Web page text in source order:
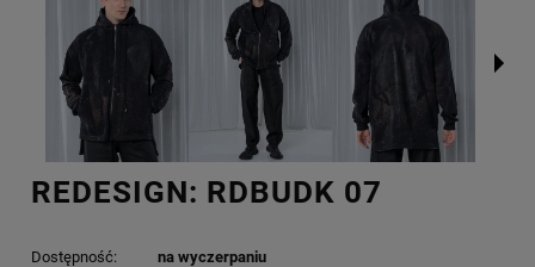
REDESIGN: RDBUDK 07
Dostępność:
na wyczerpaniu